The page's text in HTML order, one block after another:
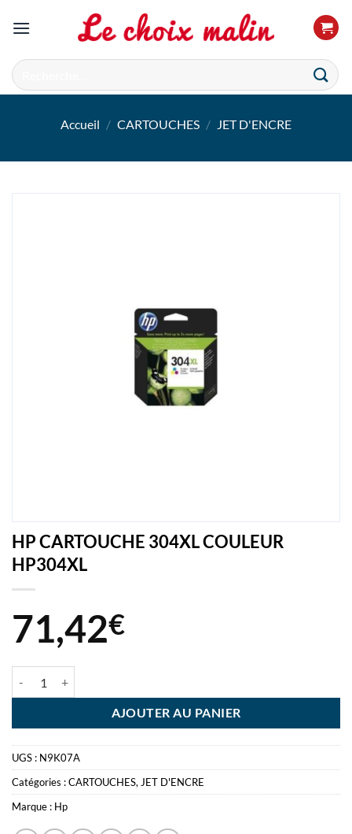
Recherche
pour :
Accueil / CARTOUCHES / JET D'ENCRE
HP CARTOUCHE 304XL COULEUR
HP304XL
71,42€
AJOUTER AU PANIER
UGS : N9K07A
Catégories :CARTOUCHES, JET D'ENCRE
Marque : Hp